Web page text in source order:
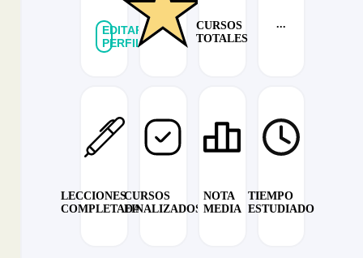
EDITAR
PERFIL
CURSOS
TOTALES
...
LECCIONES
COMPLETADAS
CURSOS
FINALIZADOS
NOTA
MEDIA
TIEMPO
ESTUDIADO